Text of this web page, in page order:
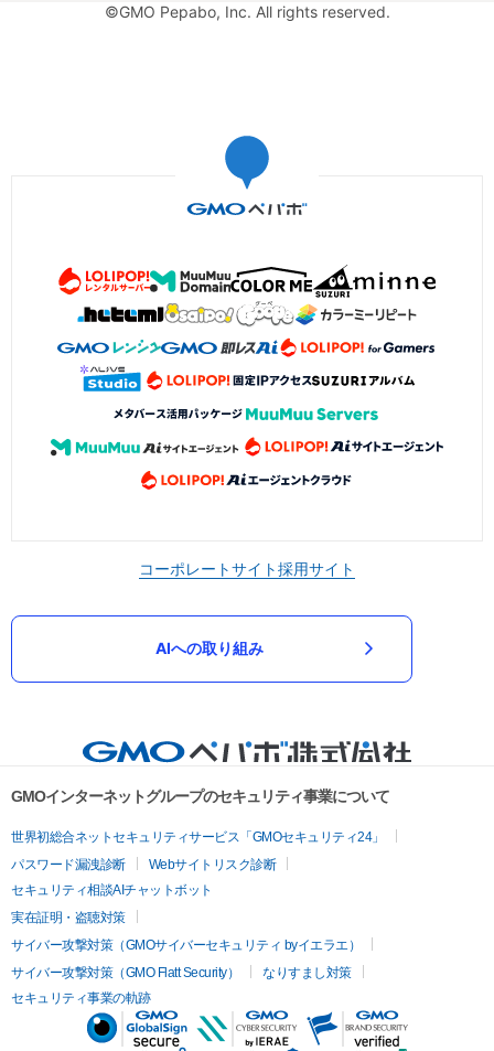
©GMO Pepabo, Inc. All rights reserved.
コーポレートサイト採用サイト
AIへの取り組み
GMOインターネットグループのセキュリティ事業について
世界初総合ネットセキュリティサービス「GMOセキュリティ24」
パスワード漏洩診断
Webサイトリスク診断
セキュリティ相談AIチャットボット
実在証明・盗聴対策
サイバー攻撃対策（GMOサイバーセキュリティ byイエラエ）
サイバー攻撃対策（GMO Flatt Security）
なりすまし対策
セキュリティ事業の軌跡